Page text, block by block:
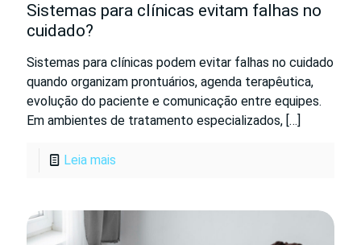
Sistemas para clínicas evitam falhas no
cuidado?
Sistemas para clínicas podem evitar falhas no cuidado
quando organizam prontuários, agenda terapêutica,
evolução do paciente e comunicação entre equipes.
Em ambientes de tratamento especializados, […]
Leia mais